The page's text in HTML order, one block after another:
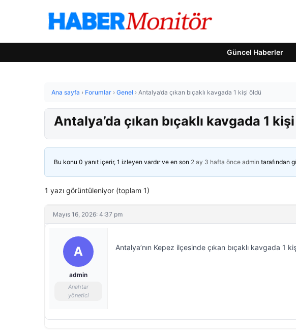
Güncel Haberler
Ana sayfa › Forumlar › Genel › Antalya’da çıkan bıçaklı kavgada 1 kişi öldü
Antalya’da çıkan bıçaklı kavgada 1
Bu konu 0 yanıt içerir, 1 izleyen vardır ve en son 2 ay 3 hafta önce admin tarafından
1 yazı görüntüleniyor (toplam 1)
Mayıs 16, 2026: 4:37 pm
A
admin
Anahtar
yönetici
Antalya’nın Kepez ilçesinde çıkan bıçaklı kavgada 1